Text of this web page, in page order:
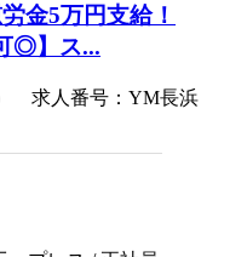
金5万円支給！
◎】ス...
求人番号：YM長浜